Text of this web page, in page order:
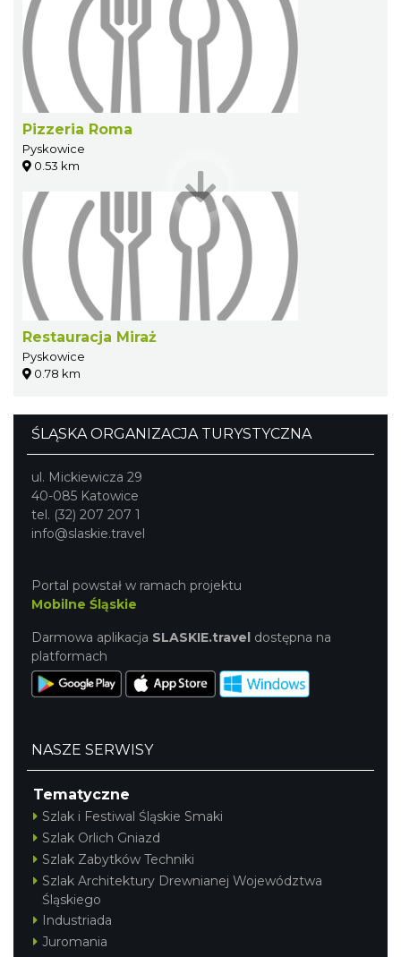
Pizzeria Roma
Pyskowice
0.53 km
Restauracja Miraż
Pyskowice
0.78 km
ŚLĄSKA ORGANIZACJA TURYSTYCZNA
ul. Mickiewicza 29
40-085 Katowice
tel. (32) 207 207 1
info@slaskie.travel
Portal powstał w ramach projektu
Mobilne Śląskie
Darmowa aplikacja SLASKIE.travel dostępna na
platformach
NASZE SERWISY
Tematyczne
Szlak i Festiwal Śląskie Smaki
Szlak Orlich Gniazd
Szlak Zabytków Techniki
Szlak Architektury Drewnianej Województwa
Śląskiego
Industriada
Juromania